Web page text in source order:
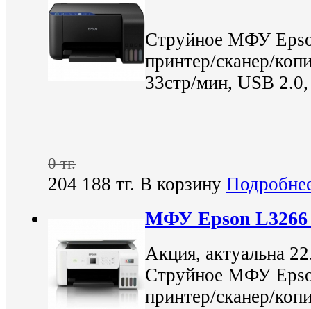
Струйное МФУ
принтер/сканер/
33стр/мин, USB
0 тг.
204 188 тг. В корзину
МФУ Epson L3266
Акция, актуальна
Струйное МФУ
принтер/сканер/